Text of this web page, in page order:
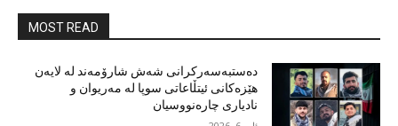
MOST READ
دەستبەسەرکرانی شەش شارۆمەند لە لایەن
هێزەکانی ئیتڵاعاتی سوپا لە مەریوان و
نادیاری چارەنووسیان